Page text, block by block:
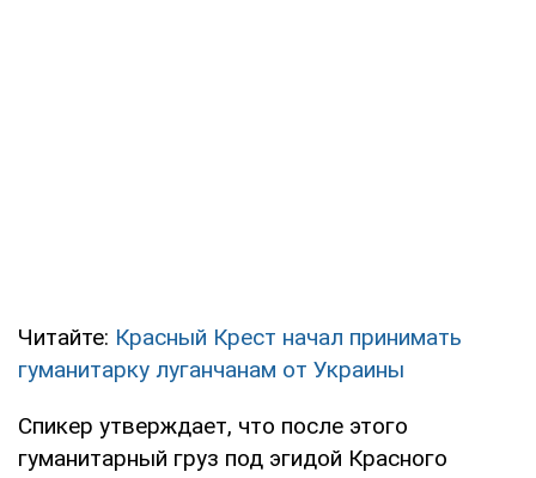
Читайте: Красный Крест начал принимать
гуманитарку луганчанам от Украины
Спикер утверждает, что после этого
гуманитарный груз под эгидой Красного